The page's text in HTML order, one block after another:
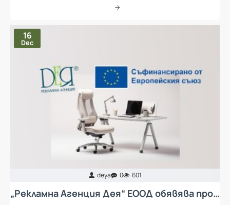
16
Dec
deya 0 601
„Рекламна Агенция Дея“ ЕООД обявява процедура за избор на изпълнител с предмет „Доставка и монтаж на колективни предпазни средства за осъществяване на ергономия при работа и мебели за кът за отдих за работещите в Рекламна Агенция Дея ЕООД